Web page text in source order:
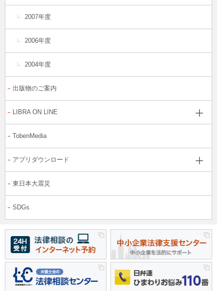
2007年度
2006年度
2004年度
出版物のご案内
LIBRA ON LINE
TobenMedia
アプリダウンロード
東日本大震災
SDGs